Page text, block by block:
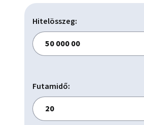
Hitelösszeg:
Futamidő: